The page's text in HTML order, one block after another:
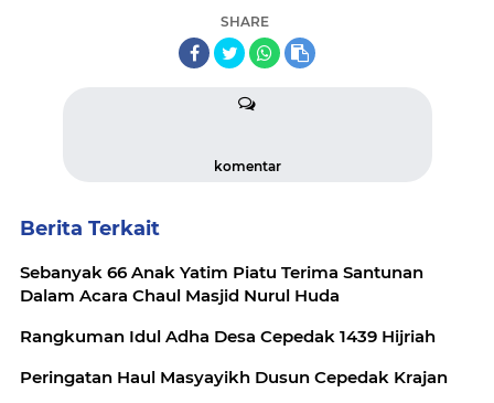
SHARE
komentar
Berita Terkait
Sebanyak 66 Anak Yatim Piatu Terima Santunan
Dalam Acara Chaul Masjid Nurul Huda
Rangkuman Idul Adha Desa Cepedak 1439 Hijriah
Peringatan Haul Masyayikh Dusun Cepedak Krajan